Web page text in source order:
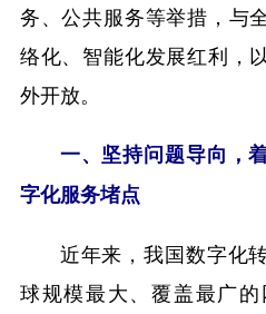
务、公共服务等举措，与
络化、智能化发展红利，
外开放。
一、坚持问题导向，
字化服务堵点
近年来，我国数字化
球规模最大、覆盖最广